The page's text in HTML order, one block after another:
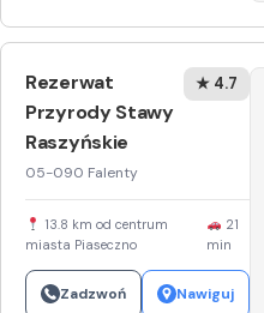
Rezerwat
Przyrody Stawy
Raszyńskie
05-090 Falenty
★ 4.7
13.8 km od centrum
miasta Piaseczno
21
min
Zadzwoń Nawiguj